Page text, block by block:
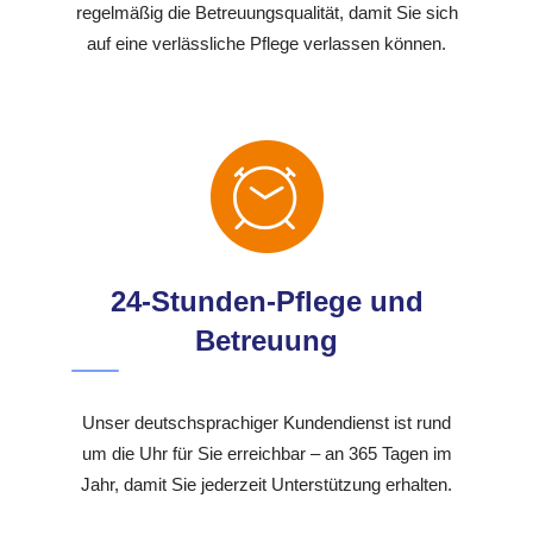
regelmäßig die Betreuungsqualität, damit Sie sich
auf eine verlässliche Pflege verlassen können.
24-Stunden-Pflege und
Betreuung
Unser deutschsprachiger Kundendienst ist rund
um die Uhr für Sie erreichbar – an 365 Tagen im
Jahr, damit Sie jederzeit Unterstützung erhalten.